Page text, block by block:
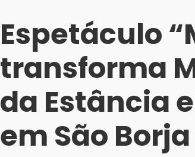
Espetáculo
transforma
da Estância
em São Borja